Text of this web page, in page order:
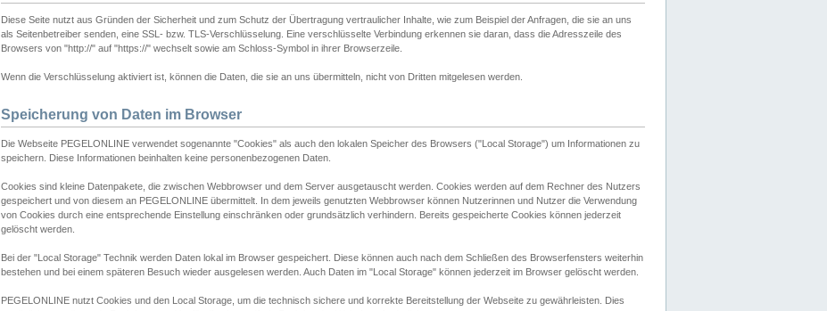
Diese Seite nutzt aus Gründen der Sicherheit und zum Schutz der Übertragung vertraulicher Inhalte, wie zum Beispiel der Anfragen, die sie an uns
als Seitenbetreiber senden, eine SSL- bzw. TLS-Verschlüsselung. Eine verschlüsselte Verbindung erkennen sie daran, dass die Adresszeile des
Browsers von "http://" auf "https://" wechselt sowie am Schloss-Symbol in ihrer Browserzeile.
Wenn die Verschlüsselung aktiviert ist, können die Daten, die sie an uns übermitteln, nicht von Dritten mitgelesen werden.
Speicherung von Daten im Browser
Die Webseite PEGELONLINE verwendet sogenannte "Cookies" als auch den lokalen Speicher des Browsers ("Local Storage") um Informationen zu
speichern. Diese Informationen beinhalten keine personenbezogenen Daten.
Cookies sind kleine Datenpakete, die zwischen Webbrowser und dem Server ausgetauscht werden. Cookies werden auf dem Rechner des Nutzers
gespeichert und von diesem an PEGELONLINE übermittelt. In dem jeweils genutzten Webbrowser können Nutzerinnen und Nutzer die Verwendung
von Cookies durch eine entsprechende Einstellung einschränken oder grundsätzlich verhindern. Bereits gespeicherte Cookies können jederzeit
gelöscht werden.
Bei der "Local Storage" Technik werden Daten lokal im Browser gespeichert. Diese können auch nach dem Schließen des Browserfensters weiterhin
bestehen und bei einem späteren Besuch wieder ausgelesen werden. Auch Daten im "Local Storage" können jederzeit im Browser gelöscht werden.
PEGELONLINE nutzt Cookies und den Local Storage, um die technisch sichere und korrekte Bereitstellung der Webseite zu gewährleisten. Dies